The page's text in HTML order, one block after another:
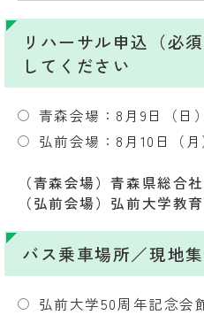
リハーサル申込（必
してください
青森会場：8月9日（日
弘前会場：8月10日（
（青森会場）青森県総合
（弘前会場）弘前大学教
バス乗車場所／現地集
弘前大学50周年記念会